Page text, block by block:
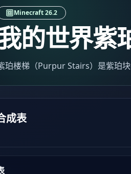
Minecraft 26.2
的世界紫
珀楼梯（Purpur Stairs）是紫珀块
成表